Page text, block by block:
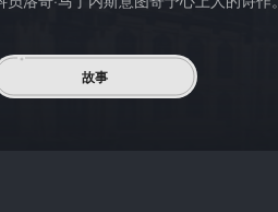
故事